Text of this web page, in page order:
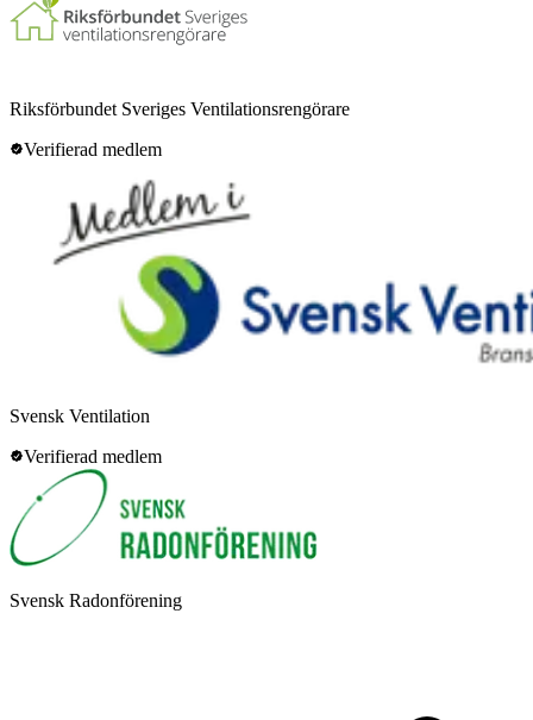
Riksförbundet Sveriges Ventilationsrengörare
Verifierad medlem
Svensk Ventilation
Verifierad medlem
Svensk Radonförening